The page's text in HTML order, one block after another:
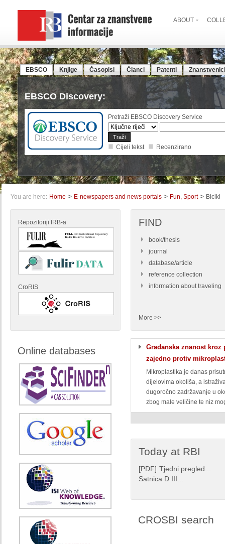
ABOUT
EBSCO Knjige Časopisi Članci Patenti
EBSCO Discovery:
Pretraži EBSCO Discovery Service
Cijeli tekst Recenzirano
You are here: Home > E-newspapers and news portals > Fun, Sport > Bicikl
Repozitoriji IRB-a
CroRIS
FIND
book/thesis
journal
database/article
reference collection
information about traveling
More >>
Online databases
Građanska znanost kroz
zajedno protiv
Mikroplastika je danas
dijelovima okoliša, a
dugoročno zadržavanje u
zbog male veličine te niz
Today at RBI
[PDF] Tjedni pregled...
Satnica D III...
CROSBI search